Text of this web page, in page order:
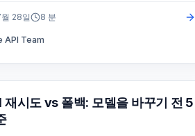
28일 8 분
API Team
재시도 vs 폴백: 모델을 바꾸기 전 5